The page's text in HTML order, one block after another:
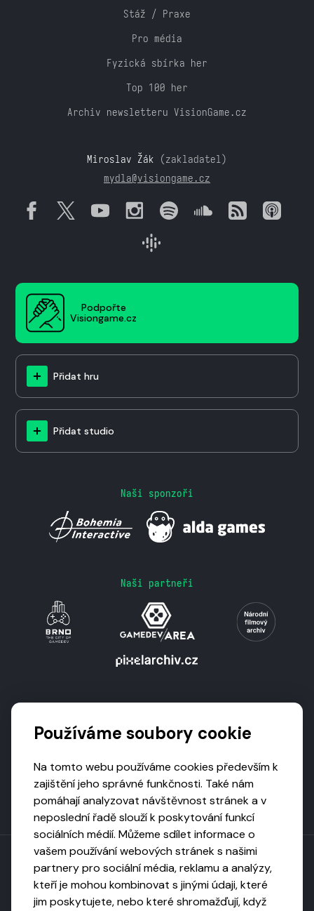
Stáž / Praxe
Pro média
Fyzická sbírka her
Top 100 her
Archiv newsletteru VisionGame.cz
Miroslav Žák (zakladatel)
mydla@visiongame.cz
Podpořte
Visiongame.cz
Přidat hru
Přidat studio
Naši sponzoři
Naši partneři
Toto dílo podléhá licenci CC BY-NC-ND
Používáme soubory cookie
Na tomto webu používáme cookies především k
zajištění jeho správné funkčnosti. Také nám
pomáhají analyzovat návštěvnost stránek a v
neposlední řadě slouží k poskytování funkcí
sociálních médií. Můžeme sdílet informace o
vašem používání webových stránek s našimi
partnery pro sociální média, reklamu a analýzy,
kteří je mohou kombinovat s jinými údaji, které
jim poskytujete, nebo které shromažďují, když